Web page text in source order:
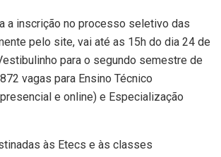
a inscrição no processo seletivo das
pelo site, vai até as 15h do dia 24 de
para o segundo semestre de
vagas para Ensino Técnico
e online) e Especialização
às Etecs e às classes